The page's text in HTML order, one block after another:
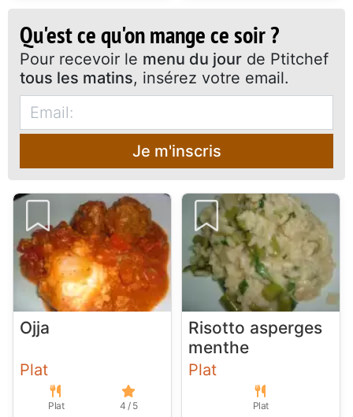
Qu'est ce qu'on mange ce soir ?
Pour recevoir le menu du jour de Ptitchef
tous les matins, insérez votre email.
Je m'inscris
Ojja
Plat
Plat 4 / 5
Risotto asperges
menthe
Plat
Plat